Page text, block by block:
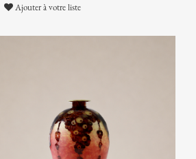
Ajouter à votre liste